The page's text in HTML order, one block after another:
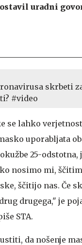
uradni
skrbeti
#video
se lahko
uporabljata
25-
nosimo mi,
ščitijo nas. Če
drugega," je
STA.
da nošenje